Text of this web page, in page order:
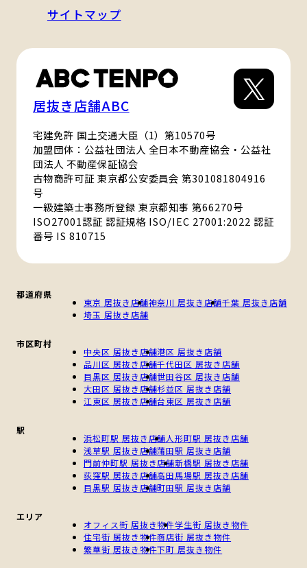
サイトマップ
居抜き店舗ABC
宅建免許 国土交通大臣（1）第10570号
加盟団体：公益社団法人 全日本不動産協会・公益社
団法人 不動産保証協会
古物商許可証 東京都公安委員会 第301081804916
号
一級建築士事務所登録 東京都知事 第66270号
ISO27001認証 認証規格 ISO/IEC 27001:2022 認証
番号 IS 810715
都道府県
東京 居抜き店舗神奈川 居抜き店舗千葉 居抜き店舗
埼玉 居抜き店舗
市区町村
中央区 居抜き店舗港区 居抜き店舗
品川区 居抜き店舗千代田区 居抜き店舗
目黒区 居抜き店舗世田谷区 居抜き店舗
大田区 居抜き店舗杉並区 居抜き店舗
江東区 居抜き店舗台東区 居抜き店舗
駅
浜松町駅 居抜き店舗人形町駅 居抜き店舗
浅草駅 居抜き店舗蒲田駅 居抜き店舗
門前仲町駅 居抜き店舗新橋駅 居抜き店舗
荻窪駅 居抜き店舗高田馬場駅 居抜き店舗
目黒駅 居抜き店舗町田駅 居抜き店舗
エリア
オフィス街 居抜き物件学生街 居抜き物件
住宅街 居抜き物件商店街 居抜き物件
繁華街 居抜き物件下町 居抜き物件